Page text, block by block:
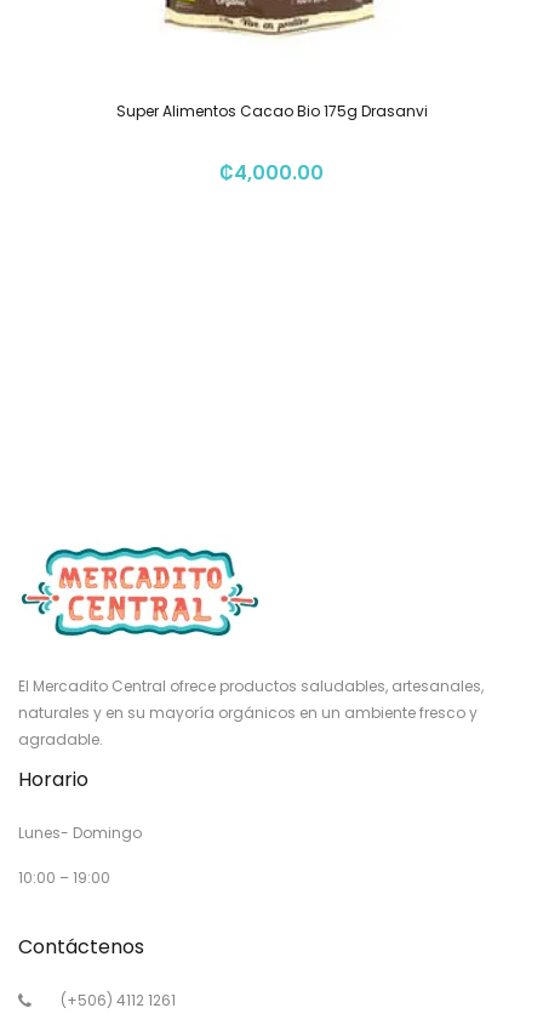
Super Alimentos Cacao Bio 175g Drasanvi
₡4,000.00
El Mercadito Central ofrece productos saludables, artesanales,
naturales y en su mayoría orgánicos en un ambiente fresco y
agradable.
Horario
Lunes- Domingo
10:00 – 19:00
Contáctenos
(+506) 4112 1261